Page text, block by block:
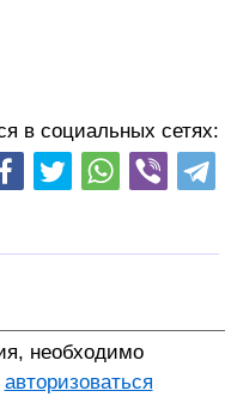
в социальных сетях:
необходимо
авторизоваться